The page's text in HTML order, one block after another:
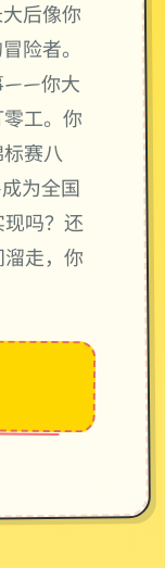
后像你
险者。
——你大
工。你
赛八
为全国
吗？还
走，你